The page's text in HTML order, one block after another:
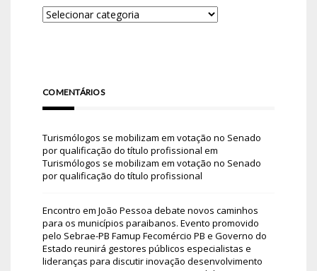
COMENTÁRIOS
Turismólogos se mobilizam em votação no Senado
por qualificação do título profissional em
Turismólogos se mobilizam em votação no Senado
por qualificação do título profissional
Encontro em João Pessoa debate novos caminhos
para os municípios paraibanos. Evento promovido
pelo Sebrae-PB Famup Fecomércio PB e Governo do
Estado reunirá gestores públicos especialistas e
lideranças para discutir inovação desenvolvimento